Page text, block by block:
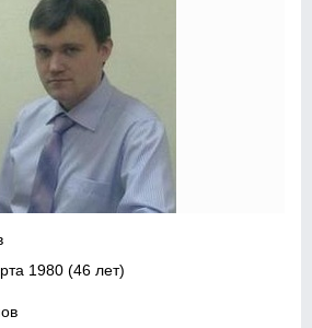
1980 (46 лет)